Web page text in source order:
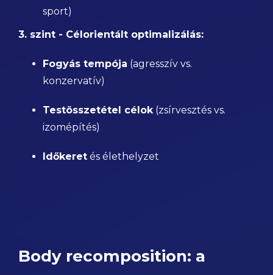
sport)
3. szint - Célorientált optimalizálás:
Fogyás tempója (agresszív vs.
konzervatív)
Testösszetétel célok(zsírvesztés vs.
izomépítés)
Időkeret és élethelyzet
Body recomposition: a